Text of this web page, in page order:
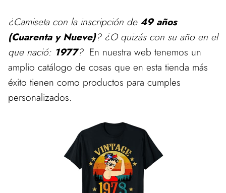
¿Camiseta con la inscripción de 49 años
(Cuarenta y Nueve)? ¿O quizás con su año en el
que nació: 1977?En nuestra web tenemos un
amplio catálogo de cosas que en esta tienda más
éxito tienen como productos para cumples
personalizados.